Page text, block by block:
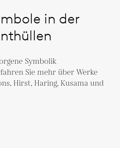
in der
Symbolik
Sie mehr über Werke
Hirst, Haring, Kusama und